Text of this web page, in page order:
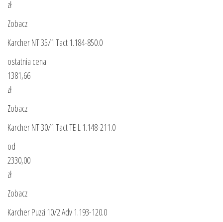
zł
Zobacz
Karcher NT 35/1 Tact 1.184-850.0
ostatnia cena
1381,66
zł
Zobacz
Karcher NT 30/1 Tact TE L 1.148-211.0
od
2330,00
zł
Zobacz
Karcher Puzzi 10/2 Adv 1.193-120.0